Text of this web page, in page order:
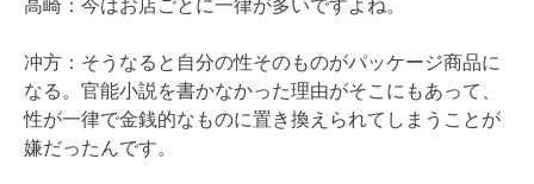
高崎：今はお店ごとに一律が多いですよね。
冲方：そうなると自分の性そのものがパッケージ商品に
なる。官能小説を書かなかった理由がそこにもあって、
性が一律で金銭的なものに置き換えられてしまうことが
嫌だったんです。